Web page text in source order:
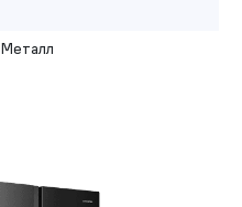
Металл